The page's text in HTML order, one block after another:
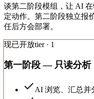
谈第二阶段模组，让 AI
定动作。第二阶段独立报
任后方会部署。
现已开放tier · 1
第一阶段 — 只读分析
AI 浏览、汇总并